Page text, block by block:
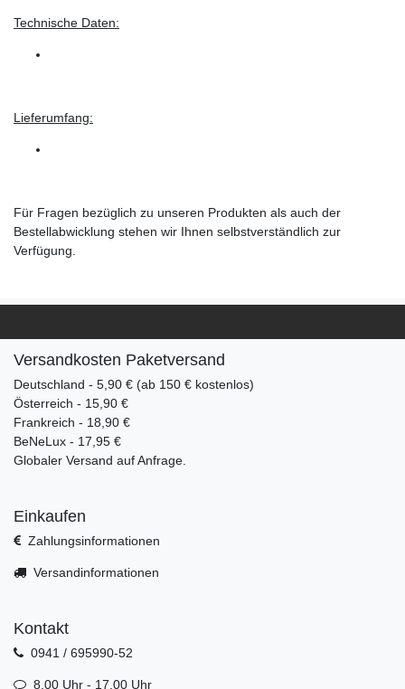
Technische Daten:
Lieferumfang:
Für Fragen bezüglich zu unseren Produkten als auch der
Bestellabwicklung stehen wir Ihnen selbstverständlich zur
Verfügung.
Versandkosten Paketversand
Deutschland - 5,90 € (ab 150 € kostenlos)
Österreich - 15,90 €
Frankreich - 18,90 €
BeNeLux - 17,95 €
Globaler Versand auf Anfrage.
Einkaufen
Zahlungsinformationen
Versandinformationen
Kontakt
0941 / 695990-52
8.00 Uhr - 17.00 Uhr